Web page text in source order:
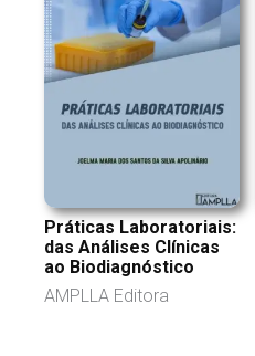
Práticas Laboratoriais:
das Análises Clínicas
ao Biodiagnóstico
AMPLLA Editora